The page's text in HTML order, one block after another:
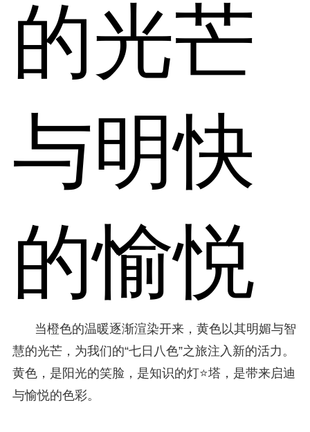
的光芒
与明快
的愉悦
当橙色的温暖逐渐渲染开来，黄色以其明媚与智
慧的光芒，为我们的“七日八色”之旅注入新的活力。
黄色，是阳光的笑脸，是知识的灯⭐塔，是带来启迪
与愉悦的色彩。